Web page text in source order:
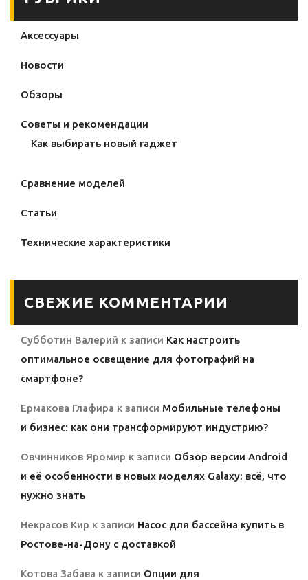
Аксессуары
Новости
Обзоры
Советы и рекомендации
Как выбирать новый гаджет
Сравнение моделей
Статьи
Технические характеристики
СВЕЖИЕ КОММЕНТАРИИ
Субботин Валерий к записи Как настроить
оптимальное освещение для фотографий на
смартфоне?
Ермакова Глафира к записи Мобильные телефоны
и бизнес: как они трансформируют индустрию?
Овчинников Яромир к записи Обзор версии Android
и её особенности в новых моделях Galaxy: всё, что
нужно знать
Некрасов Кир к записи Насос для бассейна купить в
Ростове-на-Дону с доставкой
Котова Забава к записи Опции для